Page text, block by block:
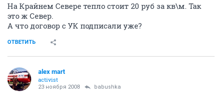
На Крайнем Севере тепло стоит 20 руб за кв\м. Так
это ж Север.
А что договор с УК подписали уже?
ОТВЕТИТЬ
alex mart
activist
23 ноября 2008 babushka